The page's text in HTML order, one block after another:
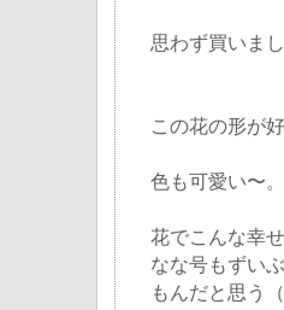
思わず買いまし
この花の形が
色も可愛い〜。
花でこんな幸
なな号もずい
もんだと思う（